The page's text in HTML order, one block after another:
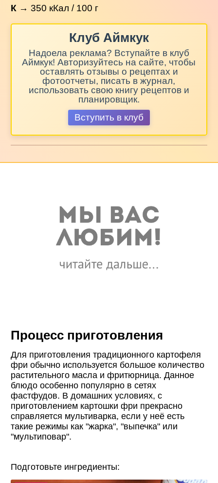
К →350 кКал / 100 г
Клуб Аймкук
Надоела реклама? Вступайте в клуб
Аймкук! Авторизуйтесь на сайте, чтобы
оставлять отзывы о рецептах и
фотоотчеты, писать в журнал,
использовать свою книгу рецептов и
планировщик.
Вступить в клуб
Процесс приготовления
Для приготовления традиционного картофеля
фри обычно используется большое количество
растительного масла и фритюрница. Данное
блюдо особенно популярно в сетях
фастфудов. В домашних условиях, с
приготовлением картошки фри прекрасно
справляется мультиварка, если у неё есть
такие режимы как "жарка", "выпечка" или
"мультиповар".
Подготовьте ингредиенты: